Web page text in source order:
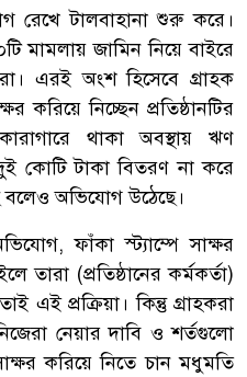
রেখে টালবাহানা শুরু করে।
মামলায় জামিন নিয়ে বাইরে
এরই অংশ হিসেবে গ্রাহক
করিয়ে নিচ্ছেন প্রতিষ্ঠানটির
থাকা অবস্থায় ঋণ
কোটি টাকা বিতরণ না করে
বলেও অভিযোগ উঠেছে।
ফাঁকা স্ট্যাম্পে সাক্ষর
তারা (প্রতিষ্ঠানের কর্মকর্তা)
এই প্রক্রিয়া। কিন্তু গ্রাহকরা
নেয়ার দাবি ও শর্তগুলো
করিয়ে নিতে চান মধুমতি